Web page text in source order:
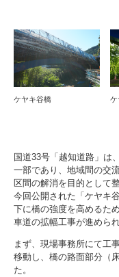
ケヤキ谷橋 ケ
国道33号「越知道路」は
一部であり、地域間の交
区間の解消を目的として
今回公開された「ケヤキ
下に橋の強度を高めるた
車道の拡幅工事が進めら
まず、現場事務所にて工
移動し、橋の路面部分（
た。